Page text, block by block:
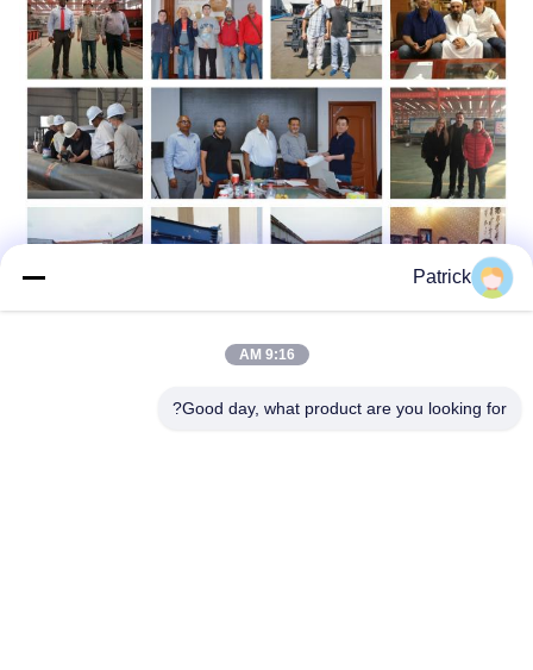
بناء مبنى إطار البوابة,بناء هيكل فولاذي متعدد الطوابق,بناء
Patrick
9:16 AM
Good day, what product are you looking for?